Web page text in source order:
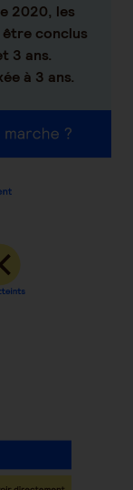
2020, les
conclus
3 ans.
à 3 ans.